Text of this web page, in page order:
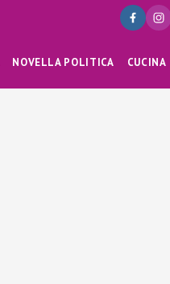
NOVELLA POLITICA CUCINA